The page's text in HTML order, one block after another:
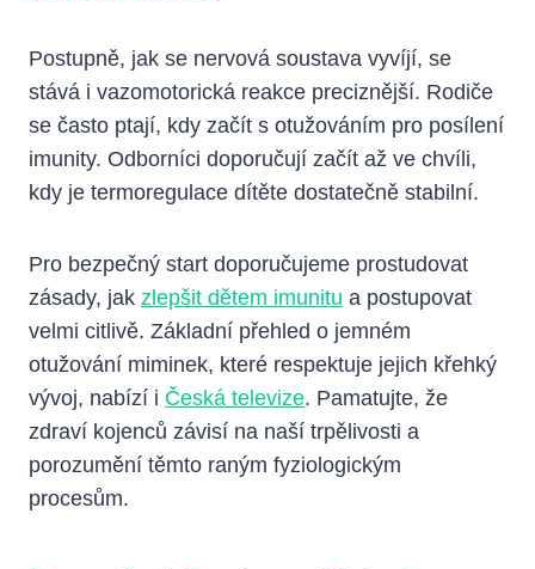
Postupně, jak se nervová soustava vyvíjí, se
stává i vazomotorická reakce preciznější. Rodiče
se často ptají, kdy začít s otužováním pro posílení
imunity. Odborníci doporučují začít až ve chvíli,
kdy je termoregulace dítěte dostatečně stabilní.
Pro bezpečný start doporučujeme prostudovat
zásady, jak zlepšit dětem imunitu a postupovat
velmi citlivě. Základní přehled o jemném
otužování miminek, které respektuje jejich křehký
vývoj, nabízí i Česká televize. Pamatujte, že
zdraví kojenců závisí na naší trpělivosti a
porozumění těmto raným fyziologickým
procesům.